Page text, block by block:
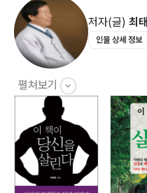
Chapter 3 스트레스와 친
삶 자체가 스트레스와 같다
스트레스는 상대적이다
스트레스는 얼마나 해로운
스트레스 해소 사례발표
따뜻한 말 한마디가 스트
Chapter 4 웃음은 건강과
저자(글) 최
인물 상세 정보
펼쳐보기